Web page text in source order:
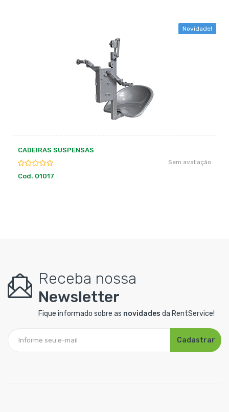
Novidade!
CADEIRAS SUSPENSAS
Sem avaliação
Cod. 01017
Receba nossa
Newsletter
Fique informado sobre as novidades da RentService!
Cadastrar